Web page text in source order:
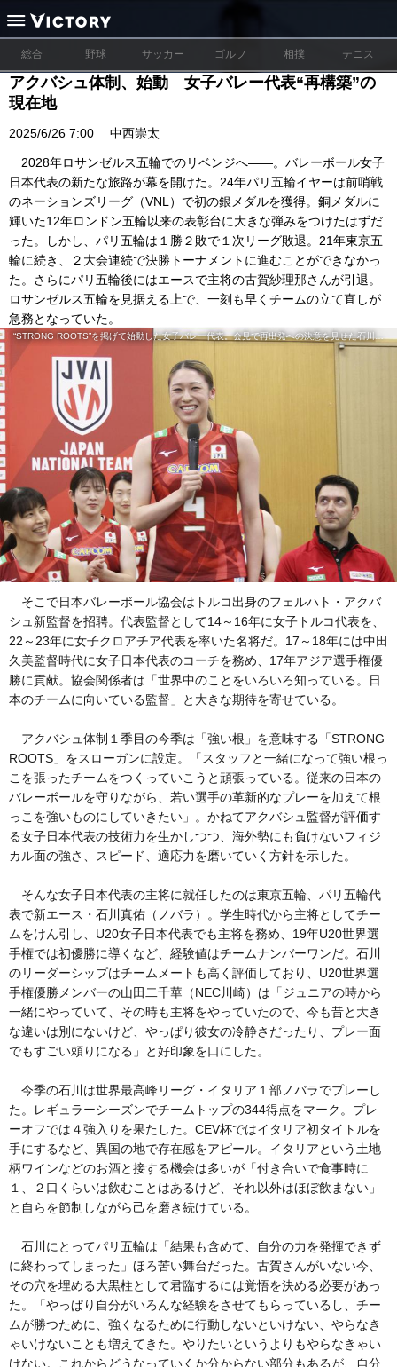
総合 野球 サッカー ゴルフ 相撲 テニス
アクバシュ体制、始動 女子バレー代表“再構築”の
現在地
2025/6/26 7:00 中西崇太
2028年ロサンゼルス五輪でのリベンジへ――。バレーボール女子
日本代表の新たな旅路が幕を開けた。24年パリ五輪イヤーは前哨戦
のネーションズリーグ（VNL）で初の銀メダルを獲得。銅メダルに
輝いた12年ロンドン五輪以来の表彰台に大きな弾みをつけたはずだ
った。しかし、パリ五輪は１勝２敗で１次リーグ敗退。21年東京五
輪に続き、２大会連続で決勝トーナメントに進むことができなかっ
た。さらにパリ五輪後にはエースで主将の古賀紗理那さんが引退。
ロサンゼルス五輪を見据える上で、一刻も早くチームの立て直しが
急務となっていた。
“STRONG ROOTS”を掲げて始動した女子バレー代表。会見で再出発への決意を見せた石川主将とアクバシュ新監督（右） (C)共同通信
そこで日本バレーボール協会はトルコ出身のフェルハト・アクバ
シュ新監督を招聘。代表監督として14～16年に女子トルコ代表を、
22～23年に女子クロアチア代表を率いた名将だ。17～18年には中田
久美監督時代に女子日本代表のコーチを務め、17年アジア選手権優
勝に貢献。協会関係者は「世界中のことをいろいろ知っている。日
本のチームに向いている監督」と大きな期待を寄せている。
アクバシュ体制１季目の今季は「強い根」を意味する「STRONG
ROOTS」をスローガンに設定。「スタッフと一緒になって強い根っ
こを張ったチームをつくっていこうと頑張っている。従来の日本の
バレーボールを守りながら、若い選手の革新的なプレーを加えて根
っこを強いものにしていきたい」。かねてアクバシュ監督が評価す
る女子日本代表の技術力を生かしつつ、海外勢にも負けないフィジ
カル面の強さ、スピード、適応力を磨いていく方針を示した。
そんな女子日本代表の主将に就任したのは東京五輪、パリ五輪代
表で新エース・石川真佑（ノバラ）。学生時代から主将としてチー
ムをけん引し、U20女子日本代表でも主将を務め、19年U20世界選
手権では初優勝に導くなど、経験値はチームナンバーワンだ。石川
のリーダーシップはチームメートも高く評価しており、U20世界選
手権優勝メンバーの山田二千華（NEC川崎）は「ジュニアの時から
一緒にやっていて、その時も主将をやっていたので、今も昔と大き
な違いは別にないけど、やっぱり彼女の冷静さだったり、プレー面
でもすごい頼りになる」と好印象を口にした。
今季の石川は世界最高峰リーグ・イタリア１部ノバラでプレーし
た。レギュラーシーズンでチームトップの344得点をマーク。プレ
ーオフでは４強入りを果たした。CEV杯ではイタリア初タイトルを
手にするなど、異国の地で存在感をアピール。イタリアという土地
柄ワインなどのお酒と接する機会は多いが「付き合いで食事時に
１、２口くらいは飲むことはあるけど、それ以外はほぼ飲まない」
と自らを節制しながら己を磨き続けている。
石川にとってパリ五輪は「結果も含めて、自分の力を発揮できず
に終わってしまった」ほろ苦い舞台だった。古賀さんがいない今、
その穴を埋める大黒柱として君臨するには覚悟を決める必要があっ
た。「やっぱり自分がいろんな経験をさせてもらっているし、チー
ムが勝つために、強くなるために行動しないといけない、やらなき
ゃいけないことも増えてきた。やりたいというよりもやらなきゃい
けない。これからどうなっていくか分からない部分もあるが、自分